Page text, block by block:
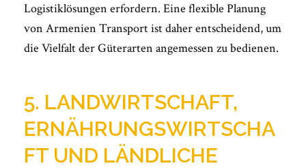
Logistiklösungen erfordern. Eine flexible Planung
von Armenien Transport ist daher entscheidend, um
die Vielfalt der Güterarten angemessen zu bedienen.
5. LANDWIRTSCHAFT,
ERNÄHRUNGSWIRTSCHA
FT UND LÄNDLICHE